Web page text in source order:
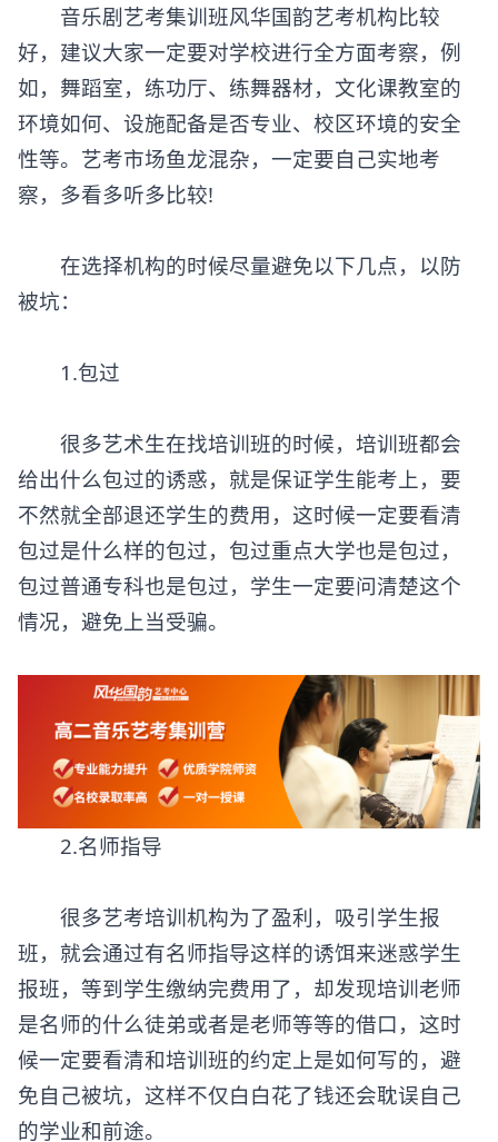
音乐剧艺考集训班风华国韵艺考机构比较
好，建议大家一定要对学校进行全方面考察，例
如，舞蹈室，练功厅、练舞器材，文化课教室的
环境如何、设施配备是否专业、校区环境的安全
性等。艺考市场鱼龙混杂，一定要自己实地考
察，多看多听多比较!
在选择机构的时候尽量避免以下几点，以防
被坑：
1.包过
很多艺术生在找培训班的时候，培训班都会
给出什么包过的诱惑，就是保证学生能考上，要
不然就全部退还学生的费用，这时候一定要看清
包过是什么样的包过，包过重点大学也是包过，
包过普通专科也是包过，学生一定要问清楚这个
情况，避免上当受骗。
2.名师指导
很多艺考培训机构为了盈利，吸引学生报
班，就会通过有名师指导这样的诱饵来迷惑学生
报班，等到学生缴纳完费用了，却发现培训老师
是名师的什么徒弟或者是老师等等的借口，这时
候一定要看清和培训班的约定上是如何写的，避
免自己被坑，这样不仅白白花了钱还会耽误自己
的学业和前途。